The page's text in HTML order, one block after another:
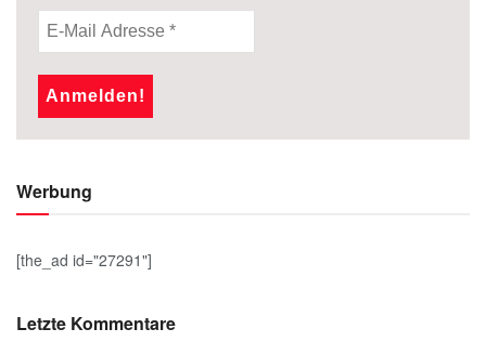
Werbung
[the_ad id="27291"]
Letzte Kommentare